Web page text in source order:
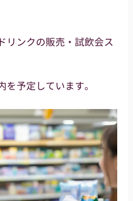
リンクの販売・試飲会ス
予定しています。